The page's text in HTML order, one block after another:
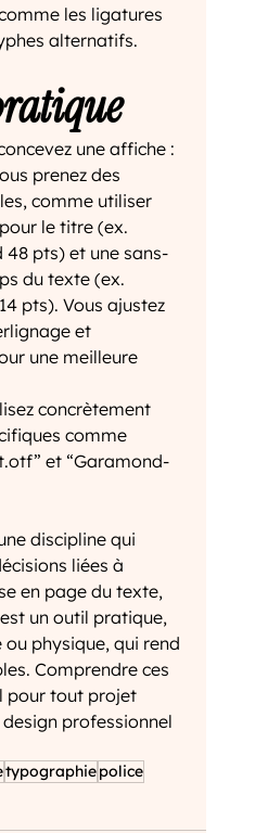
les ligatures
alternatifs.
une affiche :
prenez des
comme utiliser
le titre (ex.
pts) et une sans-
du texte (ex.
pts). Vous ajustez
et
une meilleure
concrètement
comme
et “Garamond-
discipline qui
liées à
en page du texte,
un outil pratique,
physique, qui rend
Comprendre ces
pour tout projet
professionnel
typographiepolice